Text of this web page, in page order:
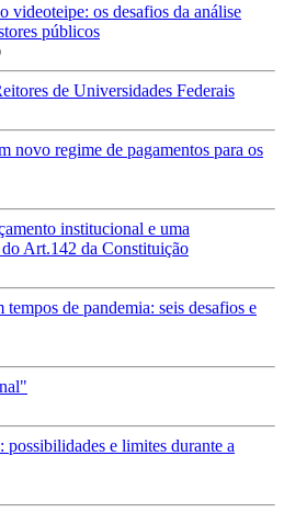
videoteipe: os desafios da análise
públicos
de Universidades Federais
regime de pagamentos para os
institucional e uma
Art.142 da Constituição
de pandemia: seis desafios e
e limites durante a